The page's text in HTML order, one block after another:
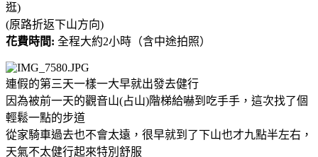
逛)
(原路折返下山方向)
花費時間: 全程大約2小時（含中途拍照）
連假的第三天一樣一大早就出發去健行
因為被前一天的觀音山(占山)階梯給嚇到吃手手，這次找了個
輕鬆一點的步道
從家騎車過去也不會太遠，很早就到了下山也才九點半左右，
天氣不太健行起來特別舒服